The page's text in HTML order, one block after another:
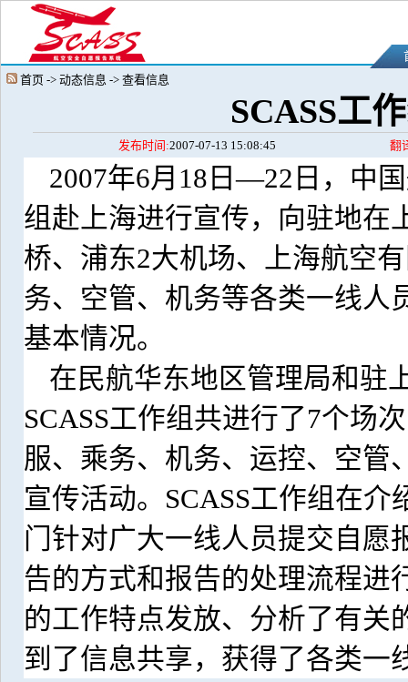
首页 -> 动态信息 -> 查看信息
SCASS工
发布时间:2007-07-13 15:08:45 翻
2007年6月 18 日—22 日，中
组赴上海进行宣传，向驻地在
桥、浦东2大机场、上海航空
务、空管、机务等各类一线人
基本情况。
在民航华东地区管理局和驻
SCASS工作组共进行了7个场
服、乘务、机务、运控、空管
宣传活动。 SCASS工作组在介
门针对广大一线人员提交自愿
告的方式和报告的处理流程进
的工作特点发放、分析了有关
到了信息共享，获得了各类一